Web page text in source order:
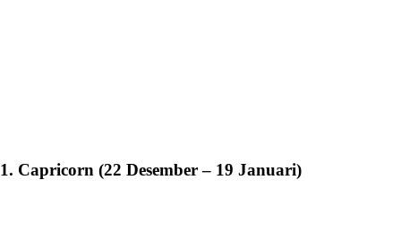
1. Capricorn (22 Desember – 19 Januari)